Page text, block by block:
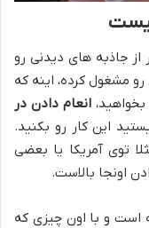
از جاذبه های دیدنی رو
رو مشغول کرده، اینه که
انعام دادن در
این کار رو بکنید.
توی آمریکا یا بعضی
اونجا بالاست.
است و با اون چیزی که